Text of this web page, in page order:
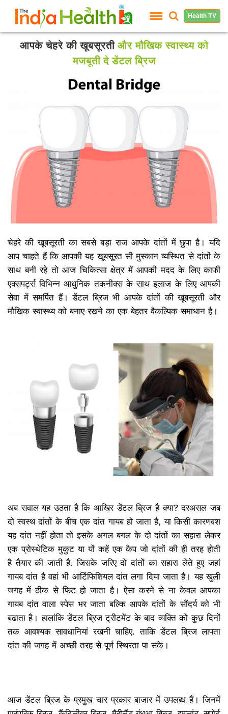
Health TV
आपके चेहरे की खूबसूरती और मौखिक स्वास्थ्य को
मजबूती दे डेंटल ब्रिज
चेहरे की खूबसूरती का सबसे बड़ा राज आपके दांतों में छुपा है। यदि
आप चाहते हैं कि आपकी यह खूबसूरत सी मुस्कान व्यस्थित से दांतों के
साथ बनी रहे तो आज चिकित्सा क्षेत्र में आपकी मदद के लिए काफी
एक्सपर्ट्स विभिन्न आधुनिक तकनीक्स के साथ इलाज के लिए आपकी
सेवा में समर्पित हैं। डेंटल ब्रिज भी आपके दांतों की खूबसूरती और
मौखिक स्वास्थ्य को बनाए रखने का एक बेहतर वैकल्पिक समाधान है।
अब सवाल यह उठता है कि आखिर डेंटल ब्रिज है क्या? दरअसल जब
दो स्वस्थ दांतों के बीच एक दांत गायब हो जाता है, या किसी कारणवश
यह दांत नहीं होता तो इसके अगल बगल के दो दांतों का सहारा लेकर
एक प्रोस्थेटिक मुकुट या यों कहें एक कैप जो दांतों की ही तरह होती
है तैयार की जाती है. जिसके जरिए दो दांतों का सहारा लेते हुए जहां
गायब दांत है वहां भी आर्टिफिशियल दांत लगा दिया जाता है। यह खुली
जगह में ठीक से फिट हो जाता है। ऐसा करने से ना केवल आपका
गायब दांत वाला स्पेस भर जाता बल्कि आपके दांतों के सौंदर्य को भी
बढाता है। हालांकि डेंटल ब्रिज ट्रीटमेंट के बाद व्यक्ति को कुछ दिनों
तक आवश्यक सावधानियां रखनी चाहिए. ताकि डेंटल ब्रिज लापता
दांत की जगह में अच्छी तरह से ​पूर्ण स्थिरता पा सके।
आज डेंटल ब्रिज के प्रमुख चार प्रकार बाजार में उपलब्ध हैं। जिनमें